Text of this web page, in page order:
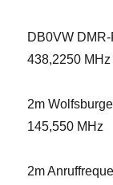
DB0VW
438,2250
2m
145,550 MHz
2m